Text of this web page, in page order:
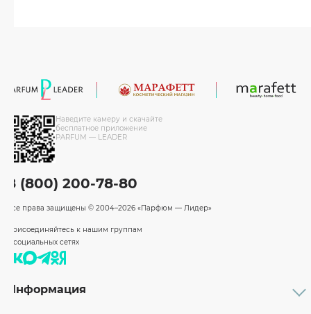
Наведите камеру и скачайте
бесплатное приложение
PARFUM — LEADER
8 (800) 200-78-80
Все права защищены © 2004–2026 «Парфюм — Лидер»
Присоединяйтесь к нашим группам
в социальных сетях
Информация